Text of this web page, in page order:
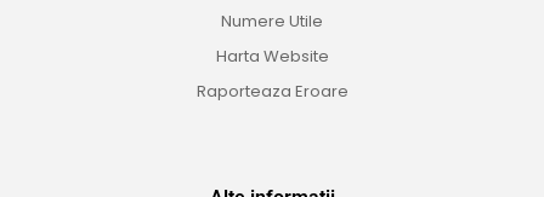
Numere Utile
Harta Website
Raporteaza Eroare